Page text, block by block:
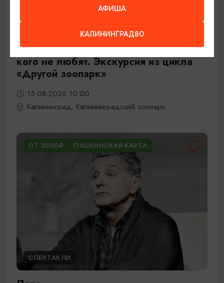
Тайны панциря и чешуи или о тех,
кого не любят. Экскурсия из цикла
«Другой зоопарк»
15.08.2026 10:00
Калининград, Калининградский зоопарк
ОТ 2000₽ ПУШКИНСКАЯ КАРТА
СПЕКТАКЛИ
АФИША
КАЛИНИНГРАД80